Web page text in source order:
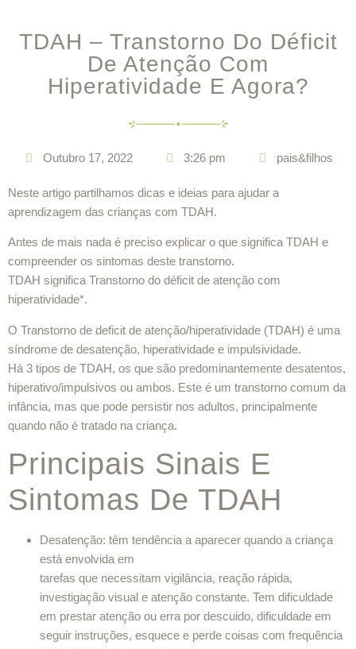
TDAH – Transtorno Do Déficit
De Atenção Com
Hiperatividade E Agora?
Outubro 17, 2022 3:26 pm pais&filhos
Neste artigo partilhamos dicas e ideias para ajudar a
aprendizagem das crianças com TDAH.
Antes de mais nada é preciso explicar o que significa TDAH e
compreender os sintomas deste transtorno.
TDAH significa Transtorno do déficit de atenção com
hiperatividade*.
O Transtorno de deficit de atenção/hiperatividade (TDAH) é uma
síndrome de desatenção, hiperatividade e impulsividade.
Há 3 tipos de TDAH, os que são predominantemente desatentos,
hiperativo/impulsivos ou ambos. Este é um transtorno comum da
infância, mas que pode persistir nos adultos, principalmente
quando não é tratado na criança.
Principais Sinais E
Sintomas De TDAH
Desatenção: têm tendência a aparecer quando a criança
está envolvida em
tarefas que necessitam vigilância, reação rápida,
investigação visual e atenção constante. Tem dificuldade
em prestar atenção ou erra por descuido, dificuldade em
seguir instruções, esquece e perde coisas com frequência